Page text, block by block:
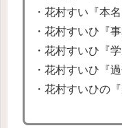
・花村すい『本名
・花村すいひ『
・花村すいひ『学
・花村すいひ『過
・花村すいひの